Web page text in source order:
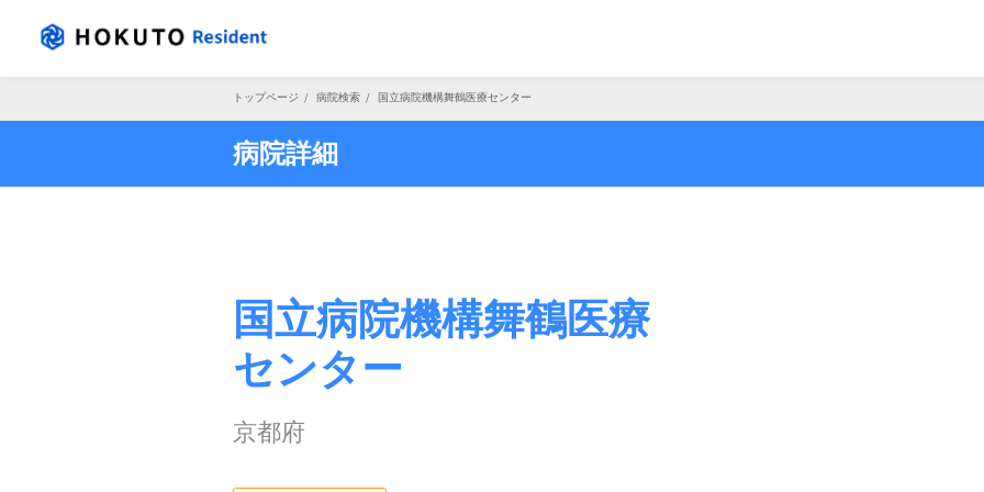
トップページ / 病院検索 / 国立病院機構舞鶴医療センター
病院詳細
国立病院機構舞鶴医療
センター
京都府